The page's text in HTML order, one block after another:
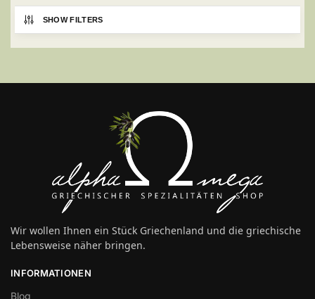
SHOW FILTERS
Wir wollen Ihnen ein Stück Griechenland und die griechische
Lebensweise näher bringen.
INFORMATIONEN
Blog